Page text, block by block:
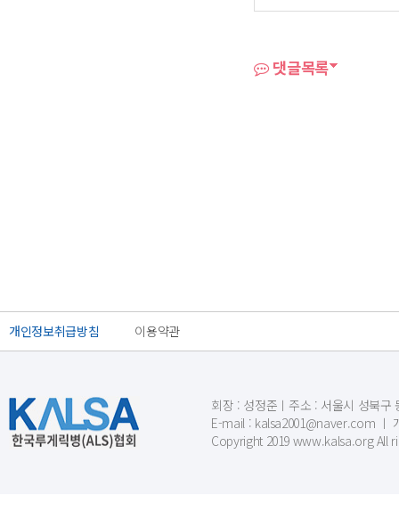
댓글목록
개인정보취급방침 이용약관
회장 : 성정준ㅣ주소 : 서울시 성북구
E-mail : kalsa2001@naver.com ㅣ
Copyright 2019 www.kalsa.org All